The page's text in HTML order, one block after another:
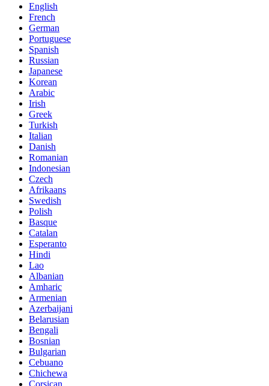
English
French
German
Portuguese
Spanish
Russian
Japanese
Korean
Arabic
Irish
Greek
Turkish
Italian
Danish
Romanian
Indonesian
Czech
Afrikaans
Swedish
Polish
Basque
Catalan
Esperanto
Hindi
Lao
Albanian
Amharic
Armenian
Azerbaijani
Belarusian
Bengali
Bosnian
Bulgarian
Cebuano
Chichewa
Corsican